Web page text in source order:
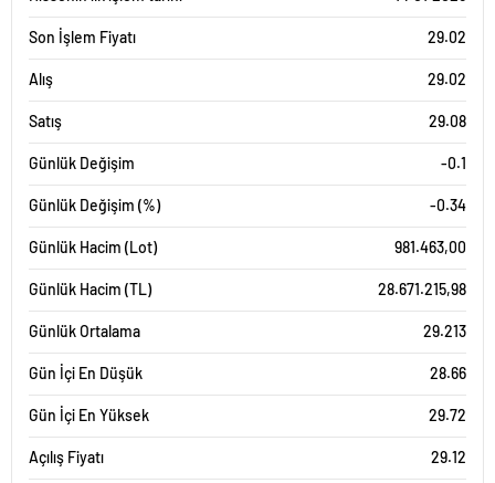
Son İşlem Fiyatı 29.02
Alış 29.02
Satış 29.08
Günlük Değişim -0.1
Günlük Değişim (%) -0.34
Günlük Hacim (Lot) 981.463,00
Günlük Hacim (TL) 28.671.215,98
Günlük Ortalama 29.213
Gün İçi En Düşük 28.66
Gün İçi En Yüksek 29.72
Açılış Fiyatı 29.12